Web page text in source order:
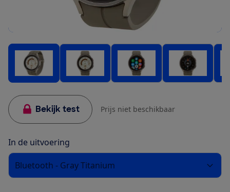
Bekijk test Prijs niet beschikbaar
In de uitvoering
Bluetooth - Gray Titanium